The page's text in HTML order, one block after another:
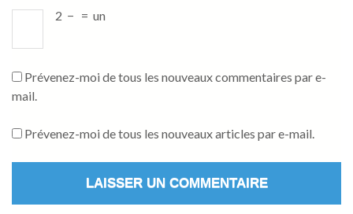
2 − = un
Prévenez-moi de tous les nouveaux commentaires par e-
mail.
Prévenez-moi de tous les nouveaux articles par e-mail.